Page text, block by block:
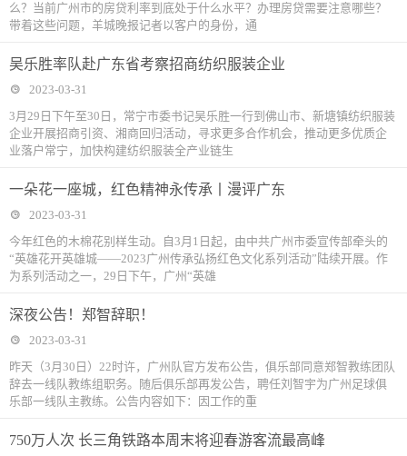
么？当前广州市的房贷利率到底处于什么水平？办理房贷需要注意哪些？
带着这些问题，羊城晚报记者以客户的身份，通
吴乐胜率队赴广东省考察招商纺织服装企业
2023-03-31
3月29日下午至30日，常宁市委书记吴乐胜一行到佛山市、新塘镇纺织服装
企业开展招商引资、湘商回归活动，寻求更多合作机会，推动更多优质企
业落户常宁，加快构建纺织服装全产业链生
一朵花一座城，红色精神永传承丨漫评广东
2023-03-31
今年红色的木棉花别样生动。自3月1日起，由中共广州市委宣传部牵头的
“英雄花开英雄城——2023广州传承弘扬红色文化系列活动”陆续开展。作
为系列活动之一，29日下午，广州“英雄
深夜公告！郑智辞职！
2023-03-31
昨天（3月30日）22时许，广州队官方发布公告，俱乐部同意郑智教练团队
辞去一线队教练组职务。随后俱乐部再发公告，聘任刘智宇为广州足球俱
乐部一线队主教练。公告内容如下：因工作的重
750万人次 长三角铁路本周末将迎春游客流最高峰